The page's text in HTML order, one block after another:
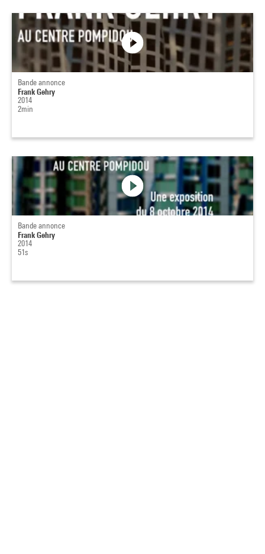
Bande annonce
Frank Gehry
2014
2min
Bande annonce
Frank Gehry
2014
51s